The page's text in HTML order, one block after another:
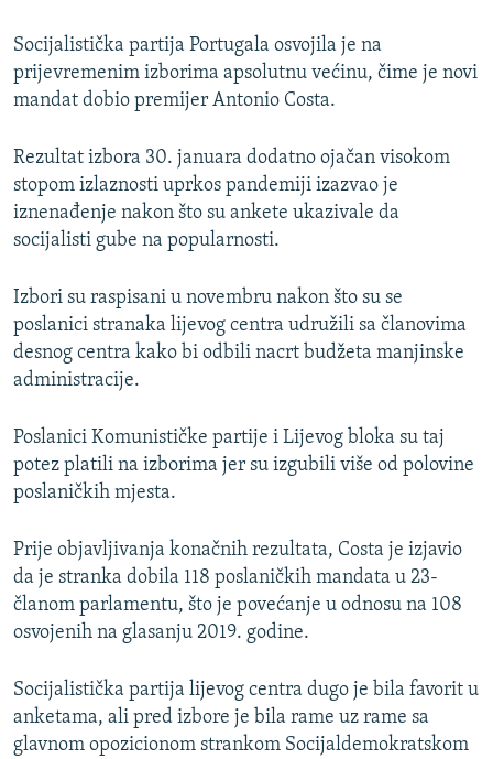
POPLAVE I KLIZIŠTA U BIH 2024.
TV LIBERTY
POST SCRIPTUM
MOJA EVROPA
TRI DECENIJE OD RATA U BIH
SVE KARTE DEJTONA
Sve RFE/RL stranice
Socijalistička partija Portugala osvojila je na
prijevremenim izborima apsolutnu većinu, čime je novi
mandat dobio premijer Antonio Costa.
Rezultat izbora 30. januara dodatno ojačan visokom
stopom izlaznosti uprkos pandemiji izazvao je
iznenađenje nakon što su ankete ukazivale da
socijalisti gube na popularnosti.
Izbori su raspisani u novembru nakon što su se
poslanici stranaka lijevog centra udružili sa članovima
desnog centra kako bi odbili nacrt budžeta manjinske
administracije.
Poslanici Komunističke partije i Lijevog bloka su taj
potez platili na izborima jer su izgubili više od polovine
poslaničkih mjesta.
Prije objavljivanja konačnih rezultata, Costa je izjavio
da je stranka dobila 118 poslaničkih mandata u 23-
članom parlamentu, što je povećanje u odnosu na 108
osvojenih na glasanju 2019. godine.
Socijalistička partija lijevog centra dugo je bila favorit u
anketama, ali pred izbore je bila rame uz rame sa
glavnom opozicionom strankom Socijaldemokratskom